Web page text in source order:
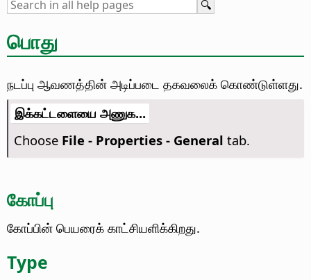
பொது
நடப்பு ஆவணத்தின் அடிப்படை தகவலைக் கொண்டுள்ளது.
இக்கட்டளையை அணுக...
Choose File - Properties - General tab.
கோப்பு
கோப்பின் பெயரைக் காட்சியளிக்கிறது.
Type